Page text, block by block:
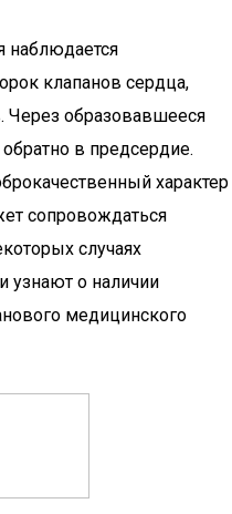
наблюдается
клапанов сердца,
образовавшееся
в предсердие.
характер
сопровождаться
случаях
узнают о наличии
медицинского